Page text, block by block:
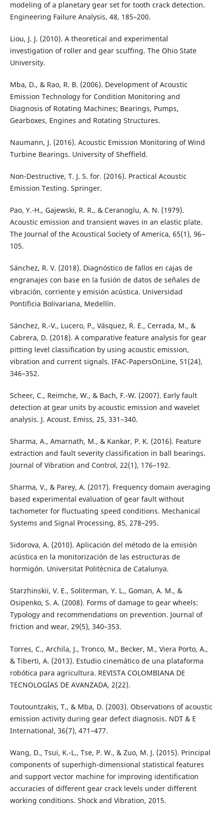
modeling of a planetary gear set for tooth crack detection.
Engineering Failure Analysis, 48, 185–200.
Liou, J. J. (2010). A theoretical and experimental
investigation of roller and gear scuffing. The Ohio State
University.
Mba, D., & Rao, R. B. (2006). Development of Acoustic
Emission Technology for Condition Monitoring and
Diagnosis of Rotating Machines; Bearings, Pumps,
Gearboxes, Engines and Rotating Structures.
Naumann, J. (2016). Acoustic Emission Monitoring of Wind
Turbine Bearings. University of Sheffield.
Non-Destructive, T. J. S. for. (2016). Practical Acoustic
Emission Testing. Springer.
Pao, Y.-H., Gajewski, R. R., & Ceranoglu, A. N. (1979).
Acoustic emission and transient waves in an elastic plate.
The Journal of the Acoustical Society of America, 65(1), 96–
105.
Sánchez, R. V. (2018). Diagnóstico de fallos en cajas de
engranajes con base en la fusión de datos de señales de
vibración, corriente y emisión acústica. Universidad
Pontificia Bolivariana, Medellín.
Sánchez, R.-V., Lucero, P., Vásquez, R. E., Cerrada, M., &
Cabrera, D. (2018). A comparative feature analysis for gear
pitting level classification by using acoustic emission,
vibration and current signals. IFAC-PapersOnLine, 51(24),
346–352.
Scheer, C., Reimche, W., & Bach, F.-W. (2007). Early fault
detection at gear units by acoustic emission and wavelet
analysis. J. Acoust. Emiss, 25, 331–340.
Sharma, A., Amarnath, M., & Kankar, P. K. (2016). Feature
extraction and fault severity classification in ball bearings.
Journal of Vibration and Control, 22(1), 176–192.
Sharma, V., & Parey, A. (2017). Frequency domain averaging
based experimental evaluation of gear fault without
tachometer for fluctuating speed conditions. Mechanical
Systems and Signal Processing, 85, 278–295.
Sidorova, A. (2010). Aplicación del método de la emisión
acústica en la monitorización de las estructuras de
hormigón. Universitat Politècnica de Catalunya.
Starzhinskii, V. E., Soliterman, Y. L., Goman, A. M., &
Osipenko, S. A. (2008). Forms of damage to gear wheels:
Typology and recommendations on prevention. Journal of
friction and wear, 29(5), 340–353.
Torres, C., Archila, J., Tronco, M., Becker, M., Viera Porto, A.,
& Tiberti, A. (2013). Estudio cinemático de una plataforma
robótica para agricultura. REVISTA COLOMBIANA DE
TECNOLOGÍAS DE AVANZADA, 2(22).
Toutountzakis, T., & Mba, D. (2003). Observations of acoustic
emission activity during gear defect diagnosis. NDT & E
International, 36(7), 471–477.
Wang, D., Tsui, K.-L., Tse, P. W., & Zuo, M. J. (2015). Principal
components of superhigh-dimensional statistical features
and support vector machine for improving identification
accuracies of different gear crack levels under different
working conditions. Shock and Vibration, 2015.